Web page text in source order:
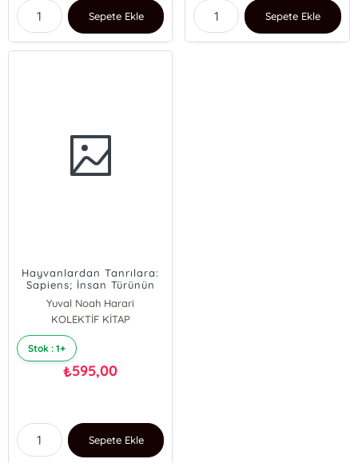
Sepete Ekle Sepete Ekle
Hayvanlardan Tanrılara:
Sapiens; İnsan Türünün
Kısa Bir Tarihi
Yuval Noah Harari
KOLEKTİF KİTAP
Stok : 1+
₺595,00
Sepete Ekle